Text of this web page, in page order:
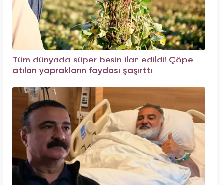
Tüm dünyada süper besin ilan edildi! Çöpe
atılan yaprakların faydası şaşırttı